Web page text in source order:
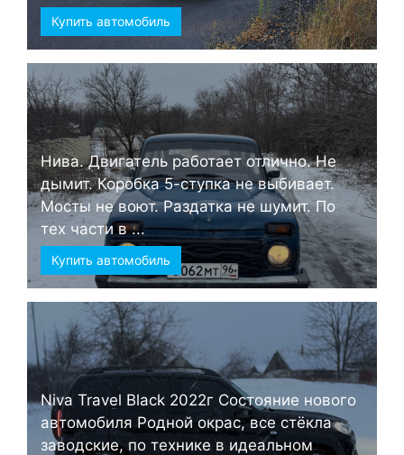
Купить автомобиль
Нива. Двигатель работает отлично. Не
дымит. Коробка 5-ступка не выбивает.
Мосты не воют. Раздатка не шумит. По
тех части в ...
Купить автомобиль
Niva Travel Black 2022г Состояние нового
автомобиля Родной окрас, все стёкла
заводские, по технике в идеальном